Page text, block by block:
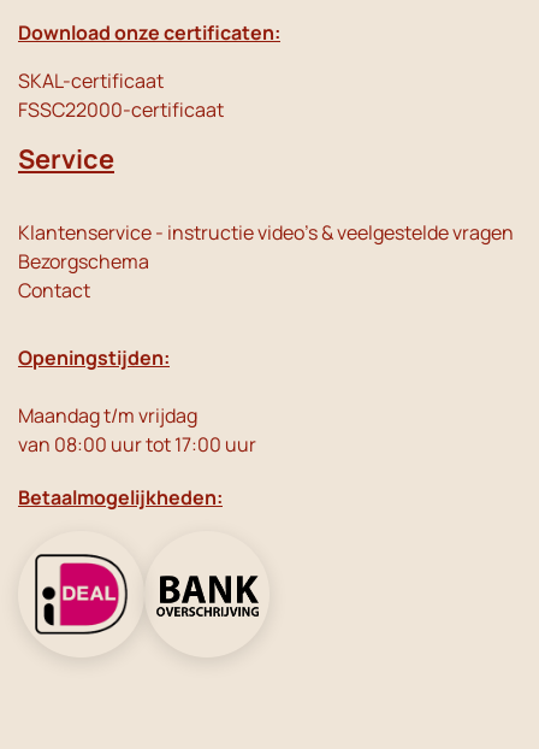
Download onze certificaten:
SKAL-certificaat
FSSC22000-certificaat
Service
Klantenservice - instructie video's & veelgestelde vragen
Bezorgschema
Contact
Openingstijden:
Maandag t/m vrijdag
van 08:00 uur tot 17:00 uur
Betaalmogelijkheden: